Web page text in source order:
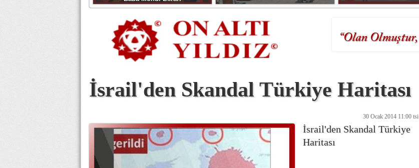
İsrail'den Skandal Türkiye Haritası
30 Ocak 2014 11:00 tsi
İsrail'den Skandal Türkiye
Haritası